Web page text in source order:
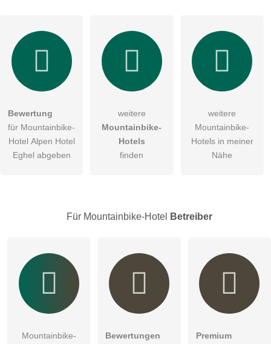
Hiermit akzeptiere ich die .
Die Datenschutzerklärunghabe ich zur Kenntnis genommen.
Hinweis:Bitte beachten Sie, öffentliche Fragen sindfür alle
Besucher sichtbar
Bewertung
für Mountainbike-
Hotel Alpen Hotel
Eghel abgeben
weitere
Mountainbike-
Hotels
finden
weitere
Mountainbike-
Hotels in meiner
Nähe
Für Mountainbike-Hotel Betreiber
Mountainbike-
Bewertungen
Premium